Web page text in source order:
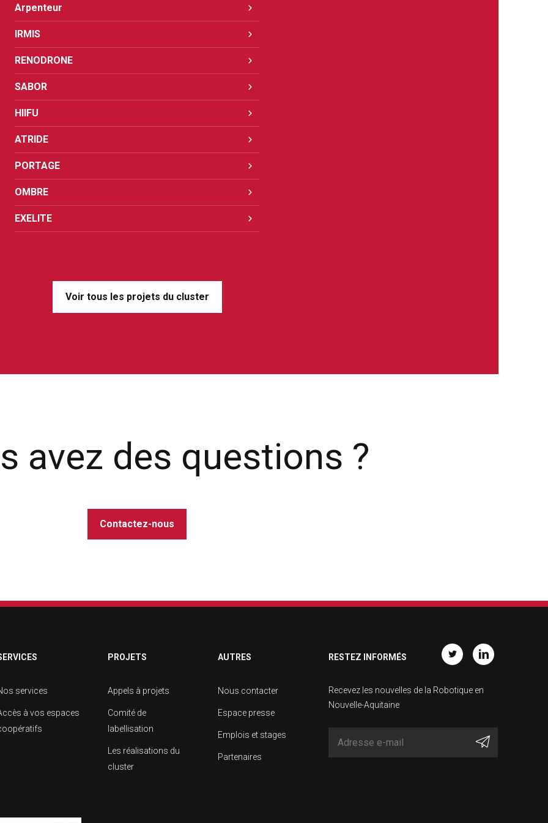
Arpenteur
IRMIS
RENODRONE
SABOR
HIIFU
ATRIDE
PORTAGE
OMBRE
EXELITE
Voir tous les projets du cluster
avez des questions ?
Contactez-nous
services
à vos espaces
PROJETS
Appels à projets
Comité de
labellisation
Les réalisations du
cluster
AUTRES
Nous contacter
Espace presse
Emplois et stages
Partenaires
RESTEZ INFORMÉS
Recevez les nouvelles de la Robotique en
Nouvelle-Aquitaine